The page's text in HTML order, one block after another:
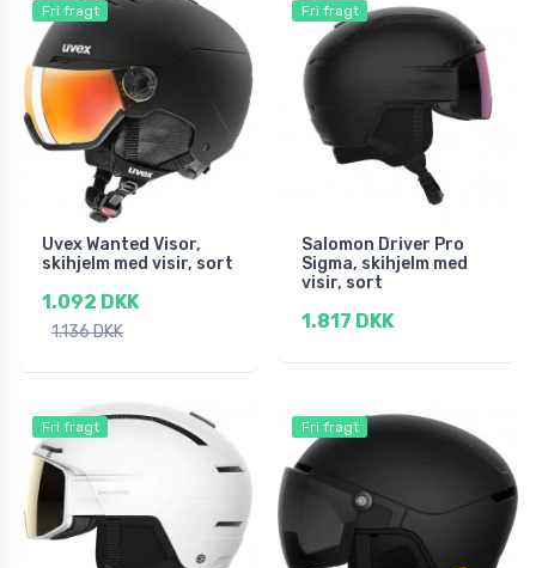
Fri fragt
Uvex Wanted Visor,
skihjelm med visir, sort
1.092 DKK
1.136 DKK
Fri fragt
Salomon Driver Pro
Sigma, skihjelm med
visir, sort
1.817 DKK
Fri fragt Fri fragt